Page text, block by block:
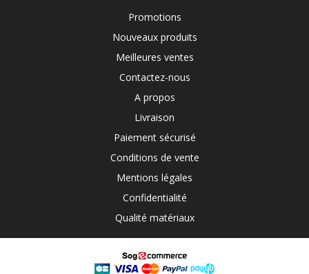
Promotions
Nouveaux produits
Meilleures ventes
Contactez-nous
A propos
Livraison
Paiement sécurisé
Conditions de vente
Mentions légales
Confidentialité
Qualité matériaux